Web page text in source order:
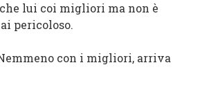
lui coi migliori ma non è
pericoloso.
con i migliori, arriva